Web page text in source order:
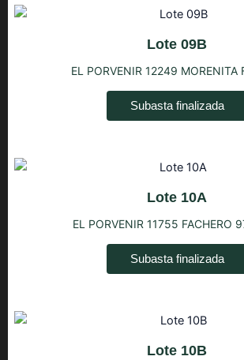
Lote 09B
EL PORVENIR 12249 MORENITA
Subasta finalizada
Lote 10A
EL PORVENIR 11755 FACHERO
Subasta finalizada
Lote 10B